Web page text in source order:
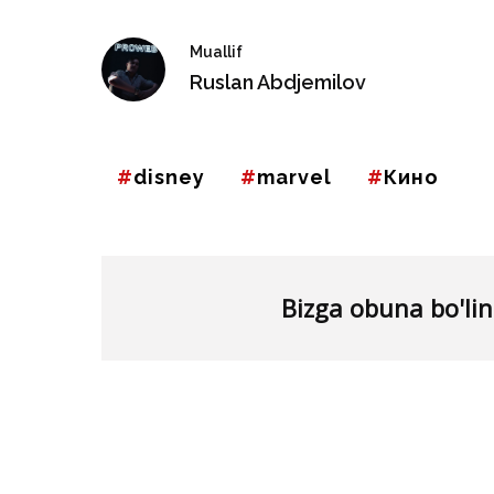
Muallif
Ruslan Abdjemilov
disney marvel Кино
Bizga obuna